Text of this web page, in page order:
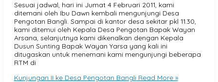
Sesuai jadwal, hari ini Jumat 4 Februari 2011, kami
ditemani oleh Ibu Dawn kembali mengunjungi Desa
Pengotan Bangli. Sampai di kantor desa sekitar pkl 11.30,
kami ditemui oleh Kepala Desa Pengotan Bapak Wayan
Arsana, selanjutnya kami dikenalkan dengan Kepala
Dusun Sunting Bapak Wayan Yarsa yang kali ini
ditugaskan untuk menemani kami mengunjungi beberapa
RTM di
Kunjungan II ke Desa Pengotan Bangli Read More »